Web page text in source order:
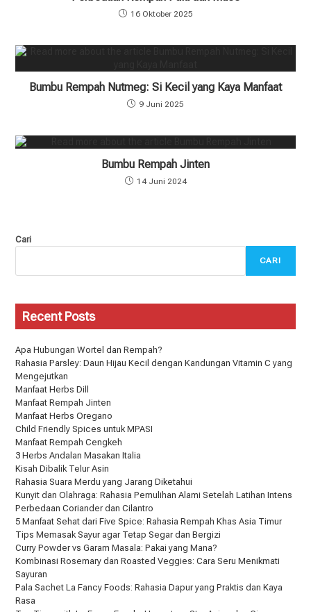
16 Oktober 2025
Bumbu Rempah Nutmeg: Si Kecil yang Kaya Manfaat
9 Juni 2025
Bumbu Rempah Jinten
14 Juni 2024
Cari
CARI
Recent Posts
Apa Hubungan Wortel dan Rempah?
Rahasia Parsley: Daun Hijau Kecil dengan Kandungan Vitamin C yang
Mengejutkan
Manfaat Herbs Dill
Manfaat Rempah Jinten
Manfaat Herbs Oregano
Child Friendly Spices untuk MPASI
Manfaat Rempah Cengkeh
3 Herbs Andalan Masakan Italia
Kisah Dibalik Telur Asin
Rahasia Suara Merdu yang Jarang Diketahui
Kunyit dan Olahraga: Rahasia Pemulihan Alami Setelah Latihan Intens
Perbedaan Coriander dan Cilantro
5 Manfaat Sehat dari Five Spice: Rahasia Rempah Khas Asia Timur
Tips Memasak Sayur agar Tetap Segar dan Bergizi
Curry Powder vs Garam Masala: Pakai yang Mana?
Kombinasi Rosemary dan Roasted Veggies: Cara Seru Menikmati
Sayuran
Pala Sachet La Fancy Foods: Rahasia Dapur yang Praktis dan Kaya
Rasa